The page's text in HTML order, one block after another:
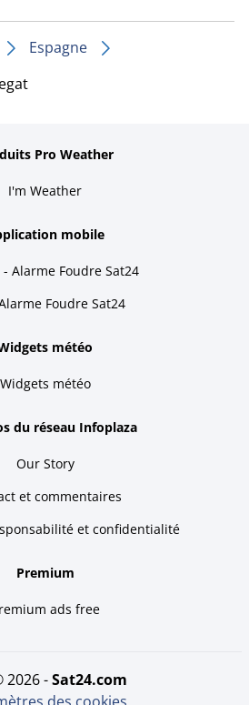
Espagne
Pro Weather
I'm Weather
mobile
Alarme Foudre Sat24
Foudre Sat24
météo
Widgets météo
du réseau Infoplaza
Our Story
et commentaires
et confidentialité
Premium
ads free
2026 - sat24.com